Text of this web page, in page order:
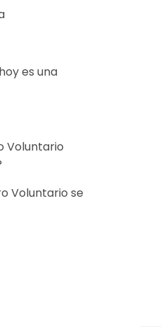
es una
Voluntario
Voluntario se